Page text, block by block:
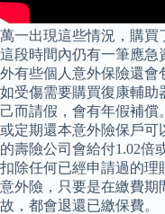
萬一出現這些情況，購買
這段時間內仍有一筆應急
外有些個人意外保險還會
如受傷需要購買復康輔助
己而請假，會有年假補償
或定期還本意外險保戶可
的壽險公司會給付1.02倍
扣除任何已經申請過的理
意外險，只要是在繳費期
故，都會退還已繳保費。